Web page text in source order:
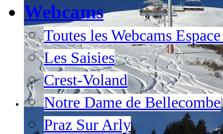
Webcams
Toutes les Webcams
Les Saisies
Crest-Voland
Notre Dame de Bellecombe
Praz Sur Arly